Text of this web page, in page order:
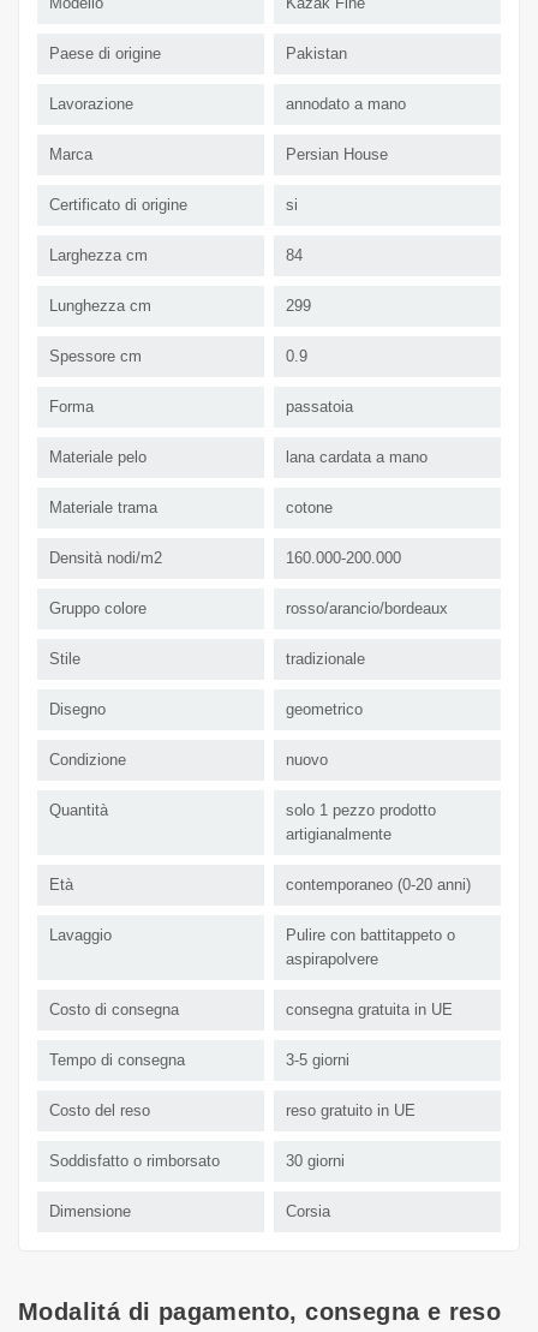
Paese di origine Pakistan
Lavorazione annodato a mano
Marca Persian House
Certificato di origine si
Larghezza cm 84
Lunghezza cm 299
Spessore cm 0.9
Forma passatoia
Materiale pelo lana cardata a mano
Materiale trama cotone
Densità nodi/m2 160.000-200.000
Gruppo colore rosso/arancio/bordeaux
Stile tradizionale
Disegno geometrico
Condizione nuovo
Quantità
solo 1 pezzo prodotto
artigianalmente
Età contemporaneo (0-20 anni)
Lavaggio
Pulire con battitappeto o
aspirapolvere
Costo di consegna consegna gratuita in UE
Tempo di consegna 3-5 giorni
Costo del reso reso gratuito in UE
Soddisfatto o rimborsato 30 giorni
Dimensione Corsia
Modalitá di pagamento, consegna e reso